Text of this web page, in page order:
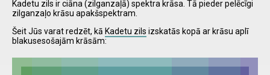
I have
read and
accept the
terms and
Kadetu zils ir ciāna (zilganzaļā) spektra krāsa. Tā pieder pelēcīgi
zilganzaļo krāsu apakšspektram.
Šeit Jūs varat redzēt, kā Kadetu zils izskatās kopā ar krāsu aplī
blakusesošajām krāsām: